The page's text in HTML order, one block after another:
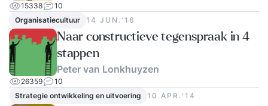
inspireren. Deze training wordt op aanvraag in
gepland. Schrijf je in via de link van Springest. De
trainer zal telefonisch of per mail contact met je
opnemen voor de verder planning.
15338
10
Organisatiecultuur
14 JUN.‘16
Naar constructieve tegenspraak in 4
stappen
Peter van Lonkhuyzen
26359
10
Strategie ontwikkeling en uitvoering
10 APR.‘14